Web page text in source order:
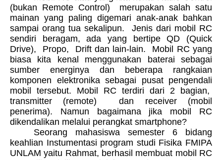
(bukan Remote Control) merupakan salah satu
mainan yang paling digemari anak-anak bahkan
sampai orang tua sekalipun. Jenis dari mobil RC
sendiri beragam, ada yang bertipe QD (Quick
Drive), Propo, Drift dan lain-lain. Mobil RC yang
biasa kita kenal menggunakan baterai sebagai
sumber energinya dan beberapa rangkaian
komponen elektronika sebagai pusat pengendali
mobil tersebut. Mobil RC terdiri dari 2 bagian,
transmitter (remote) dan receiver (mobil
penerima). Namun bagaimana jika mobil RC
dikendalikan melalui perangkat smartphone?
Seorang mahasiswa semester 6 bidang
keahlian Instumentasi program studi Fisika FMIPA
UNLAM yaitu Rahmat, berhasil membuat mobil RC